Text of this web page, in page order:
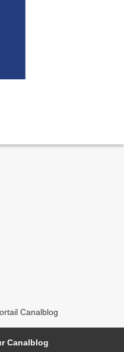
Canalblog
Canalblog